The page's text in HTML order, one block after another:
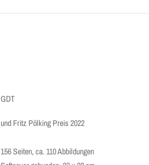
GDT
und Fritz Pölking Preis 2022
156 Seiten, ca. 110 Abbildungen